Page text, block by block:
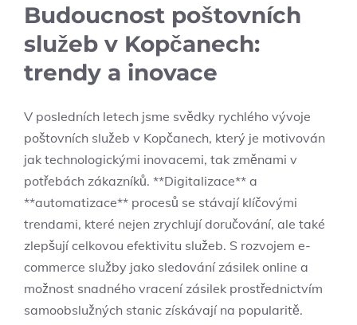
Budoucnost poštovních
služeb v Kopčanech:
trendy a inovace
V posledních letech jsme svědky rychlého vývoje
poštovních služeb v Kopčanech, který je motivován
jak technologickými inovacemi, tak změnami v
potřebách zákazníků. **Digitalizace** a
**automatizace** procesů se stávají klíčovými
trendami, které nejen zrychlují doručování, ale také
zlepšují celkovou efektivitu služeb. S rozvojem e-
commerce služby jako sledování zásilek online a
možnost snadného vracení zásilek prostřednictvím
samoobslužných stanic získávají na popularitě.